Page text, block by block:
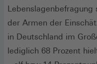
der Armen der
in Deutschland im
lediglich 68 Prozent